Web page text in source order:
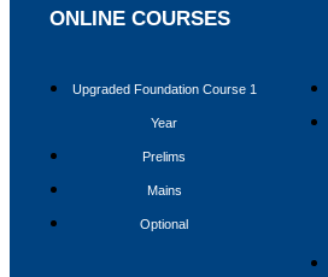
ONLINE COURSES
Upgraded Foundation Course 1
Year
Prelims
Mains
Optional